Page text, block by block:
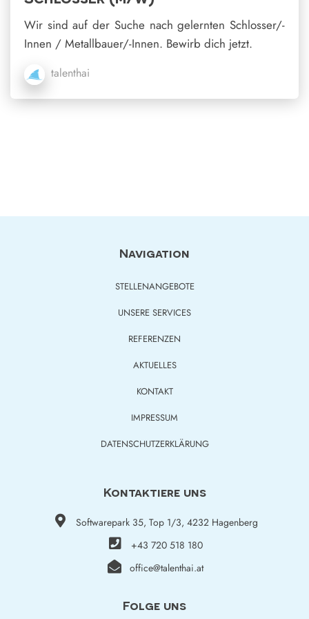
Wir sind auf der Suche nach gelernten Schlosser/-
Innen / Metallbauer/-Innen. Bewirb dich jetzt.
talenthai
Navigation
STELLENANGEBOTE
UNSERE SERVICES
REFERENZEN
AKTUELLES
KONTAKT
IMPRESSUM
DATENSCHUTZERKLÄRUNG
Kontaktiere uns
Softwarepark 35, Top 1/3, 4232 Hagenberg
+43 720 518 180
office@talenthai.at
Folge uns